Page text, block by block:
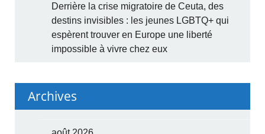
Derrière la crise migratoire de Ceuta, des
destins invisibles : les jeunes LGBTQ+ qui
espèrent trouver en Europe une liberté
impossible à vivre chez eux
Archives